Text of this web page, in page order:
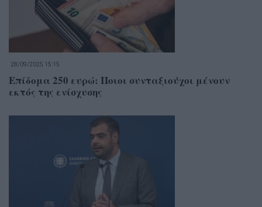
28/09/2025 15:15
Επίδομα 250 ευρώ: Ποιοι συνταξιούχοι μένουν
εκτός της ενίσχυσης